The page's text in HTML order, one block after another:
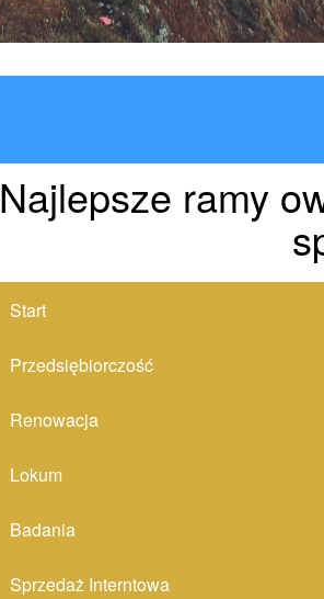
Najlepsze ramy
Start
Przedsiębiorczość
Renowacja
Lokum
Badania
Sprzedaż Interntowa